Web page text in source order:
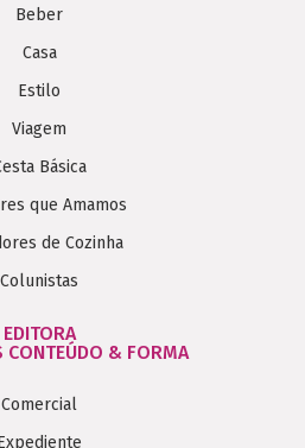
Beber
Casa
Estilo
Viagem
Básica
que Amamos
de Cozinha
Colunistas
EDITORA
CONTEÚDO & FORMA
Comercial